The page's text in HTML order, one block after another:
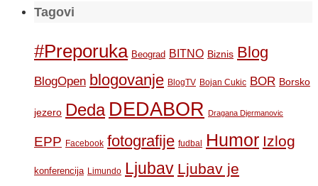
Tagovi
#Preporuka Beograd BITNO Biznis Blog
BlogOpen blogovanje BlogTV Bojan Cukic BOR Borsko
jezero Deda DEDABOR Dragana Djermanovic
EPP Facebook fotografije fudbal Humor Izlog
konferencija Limundo Ljubav Ljubav je